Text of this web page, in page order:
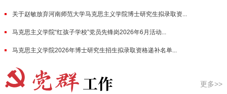
关于赵敏放弃河南师范大学马克思主义学院博士研究生拟录取资...
马克思主义学院“红孩子学校”党员先锋岗2026年6月活动...
马克思主义学院2026年博士研究生招生拟录取资格递补名单...
更多>>